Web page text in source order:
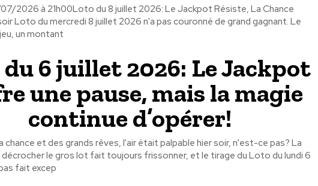
2026 à 21h00Loto du 8 juillet 2026: Le Jackpot Résiste, La Chance
Loto du mercredi 8 juillet 2026 n'a pas couronné de grand gagnant. Le
un montant
6 juillet 2026: Le Jackpot
une pause, mais la magie
continue d’opérer!
chance et des grands rêves, l'air était palpable hier soir, n'est-ce pas? La
le gros lot fait toujours frissonner, et le tirage du Loto du lundi 6
fait excep